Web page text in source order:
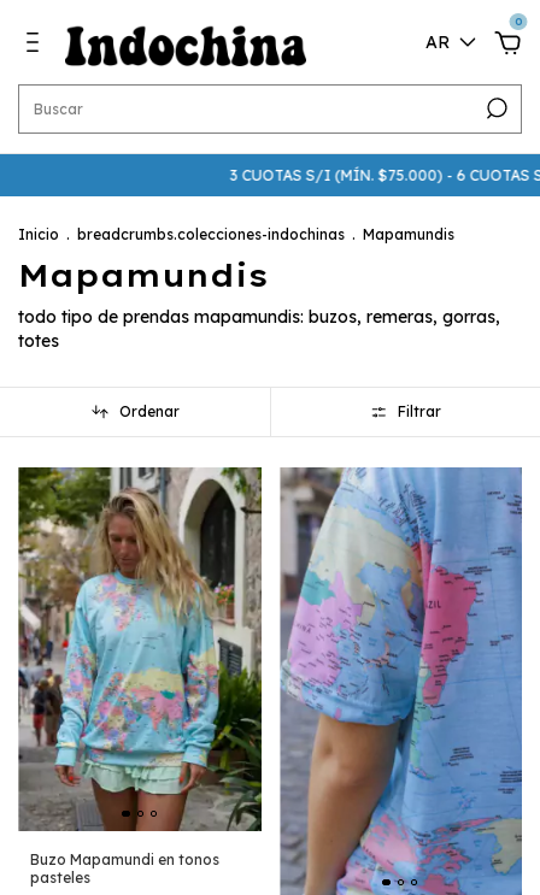
AR
0
3 CUOTAS S/I (MÍN. $75.000) - 6 CUOTAS S/I (MÍN.
Inicio . breadcrumbs.colecciones-indochinas . Mapamundis
Mapamundis
todo tipo de prendas mapamundis: buzos, remeras, gorras,
totes
Ordenar Filtrar
Buzo Mapamundi en tonos
pasteles